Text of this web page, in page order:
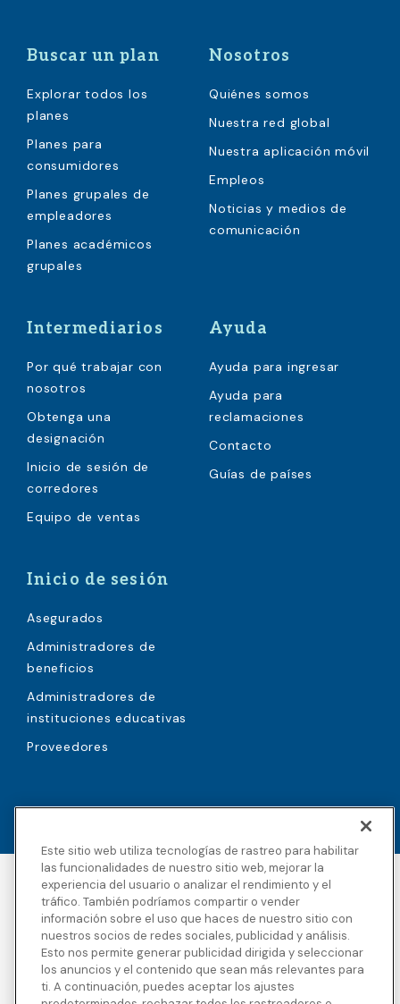
Buscar un plan
Explorar todos los
planes
Planes para
consumidores
Planes grupales de
empleadores
Planes académicos
grupales
Nosotros
Quiénes somos
Nuestra red global
Nuestra aplicación móvil
Empleos
Noticias y medios de
comunicación
Intermediarios
Por qué trabajar con
nosotros
Obtenga una
designación
Inicio de sesión de
corredores
Equipo de ventas
Ayuda
Ayuda para ingresar
Ayuda para
reclamaciones
Contacto
Guías de países
Inicio de sesión
Asegurados
Administradores de
beneficios
Administradores de
instituciones educativas
Proveedores
Accesibilidad
Derechos de autor
Política de privacidad
Avisos legales
Términos y condiciones
Divulgaciones de
terceros
Transparencia en la
cobertura
Mapa del sitio
Este sitio web utiliza tecnologías de rastreo para habilitar
las funcionalidades de nuestro sitio web, mejorar la
experiencia del usuario o analizar el rendimiento y el
tráfico. También podríamos compartir o vender
información sobre el uso que haces de nuestro sitio con
nuestros socios de redes sociales, publicidad y análisis.
Esto nos permite generar publicidad dirigida y seleccionar
los anuncios y el contenido que sean más relevantes para
ti. A continuación, puedes aceptar los ajustes